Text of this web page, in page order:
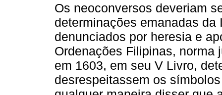
Os neoconversos deveriam
determinações emanadas
denunciados por heresia e
Ordenações Filipinas, norma
em 1603, em seu V Livro,
desrespeitassem os